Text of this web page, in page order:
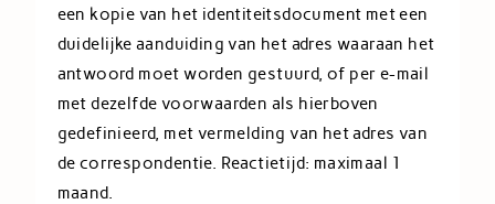
een kopie van het identiteitsdocument met een
duidelijke aanduiding van het adres waaraan het
antwoord moet worden gestuurd, of per e-mail
met dezelfde voorwaarden als hierboven
gedefinieerd, met vermelding van het adres van
de correspondentie. Reactietijd: maximaal 1
maand.